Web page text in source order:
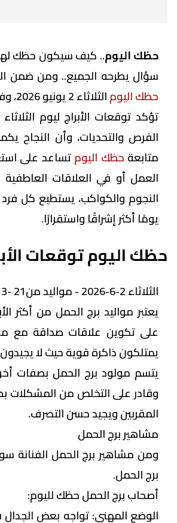
حظك اليوم.. كيف سيكون حظك
سؤال يطرحه الجميع.. ومن ضمن
حظك اليومالثلاثاء 2 يونيو 2026، وفقا للفلك وعلم الأرقام.
الفرص والتحديات، وأن النجاح
متابعة حظك اليومتساعد على
العمل أو في العلاقات
النجوم والكواكب، يستطيع كل
يومًا أكثر إشراقًا واستقرارًا.
حظك اليوم توقعات
الثلاثاء 2-6-2026 - مواليد من21 -3 إلى 20 -4
يعتبر مواليد برج الحمل من أكثر
على تكوين علاقات صداقة مع
يمتلكون ذاكرة قوية حيث لا
يتسم مولود برج الحمل بصفات
وقادر على التخلص من المشكلات
المقربين ويجيد حسن التصرف.
مشاهير برج الحمل
ومن مشاهير برج الحمل الفنانة
برج الحمل.
أصحاب برج الحمل حظك لليوم:
الوضع المهني: تواجه بعض